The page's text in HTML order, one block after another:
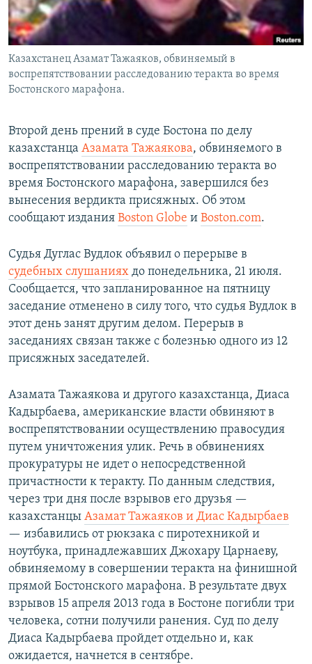
Казахстанец Азамат Тажаяков, обвиняемый в
воспрепятствовании расследованию теракта во время
Бостонского марафона.
Второй день прений в суде Бостона по делу
казахстанца Азамата Тажаякова, обвиняемого в
воспрепятствовании расследованию теракта во
время Бостонского марафона, завершился без
вынесения вердикта присяжных. Об этом
сообщают издания Boston Globe и Boston.com.
Судья Дуглас Вудлок объявил о перерыве в
судебных слушаниях до понедельника, 21 июля.
Сообщается, что запланированное на пятницу
заседание отменено в силу того, что судья Вудлок в
этот день занят другим делом. Перерыв в
заседаниях связан также с болезнью одного из 12
присяжных заседателей.
Азамата Тажаякова и другого казахстанца, Диаса
Кадырбаева, американские власти обвиняют в
воспрепятствовании осуществлению правосудия
путем уничтожения улик. Речь в обвинениях
прокуратуры не идет о непосредственной
причастности к теракту. По данным следствия,
через три дня после взрывов его друзья —
казахстанцы Азамат Тажаяков и Диас Кадырбаев
— избавились от рюкзака с пиротехникой и
ноутбука, принадлежавших Джохару Царнаеву,
обвиняемому в совершении теракта на финишной
прямой Бостонского марафона. В результате двух
взрывов 15 апреля 2013 года в Бостоне погибли три
человека, сотни получили ранения. Суд по делу
Диаса Кадырбаева пройдет отдельно и, как
ожидается, начнется в сентябре.